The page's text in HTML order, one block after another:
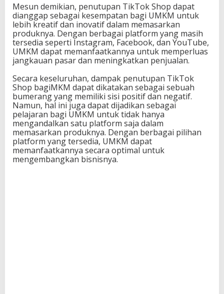
Mesun demikian, penutupan TikTok Shop dapat
dianggap sebagai kesempatan bagi UMKM untuk
lebih kreatif dan inovatif dalam memasarkan
produknya. Dengan berbagai platform yang masih
tersedia seperti Instagram, Facebook, dan YouTube,
UMKM dapat memanfaatkannya untuk memperluas
jangkauan pasar dan meningkatkan penjualan.
Secara keseluruhan, dampak penutupan TikTok
Shop bagiMKM dapat dikatakan sebagai sebuah
bumerang yang memiliki sisi positif dan negatif.
Namun, hal ini juga dapat dijadikan sebagai
pelajaran bagi UMKM untuk tidak hanya
mengandalkan satu platform saja dalam
memasarkan produknya. Dengan berbagai pilihan
platform yang tersedia, UMKM dapat
memanfaatkannya secara optimal untuk
mengembangkan bisnisnya.